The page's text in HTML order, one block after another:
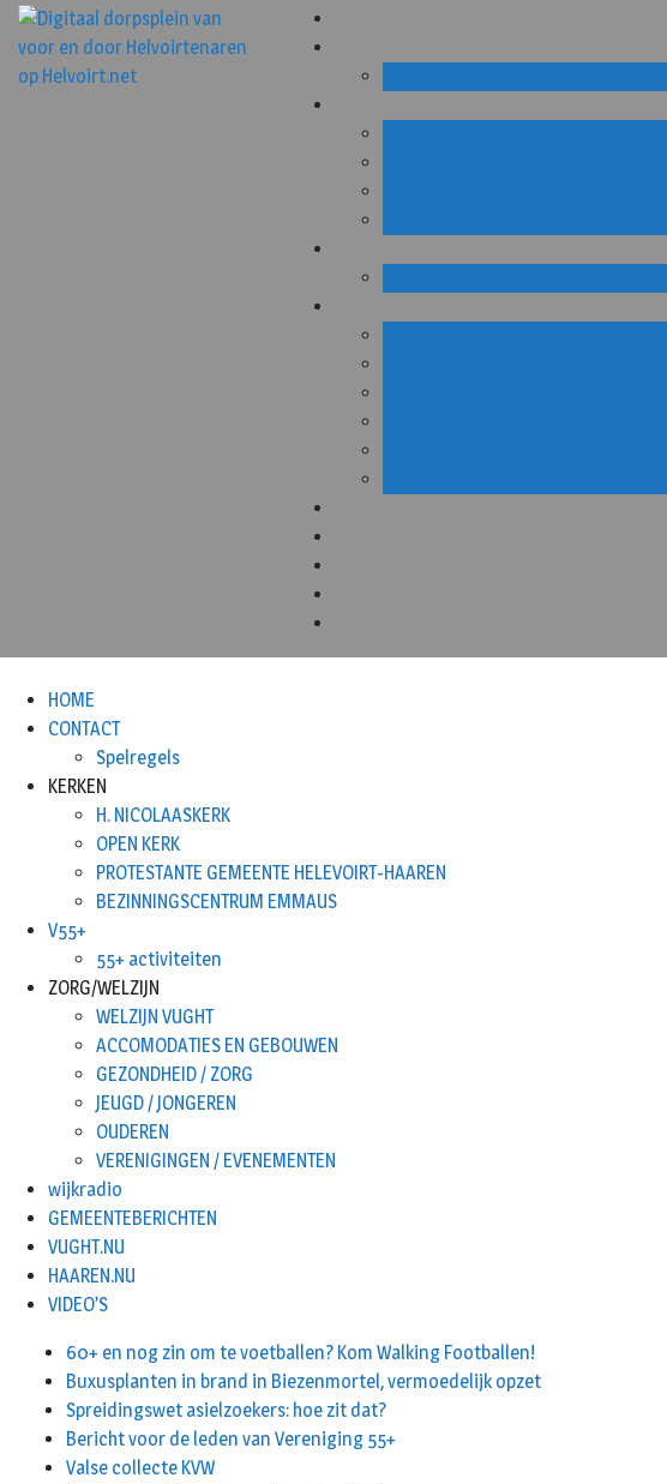
HOME
CONTACT
Spelregels
KERKEN
H. NICOLAASKERK
OPEN KERK
PROTESTANTE GEMEENTE HELEVOIRT-HAAREN
BEZINNINGSCENTRUM EMMAUS
V55+
55+ activiteiten
ZORG/WELZIJN
WELZIJN VUGHT
ACCOMODATIES EN GEBOUWEN
GEZONDHEID / ZORG
JEUGD / JONGEREN
OUDEREN
VERENIGINGEN / EVENEMENTEN
wijkradio
GEMEENTEBERICHTEN
VUGHT.NU
HAAREN.NU
VIDEO’S
60+ en nog zin om te voetballen? Kom Walking Footballen!
Buxusplanten in brand in Biezenmortel, vermoedelijk opzet
Spreidingswet asielzoekers: hoe zit dat?
Bericht voor de leden van Vereniging 55+
Valse collecte KVW